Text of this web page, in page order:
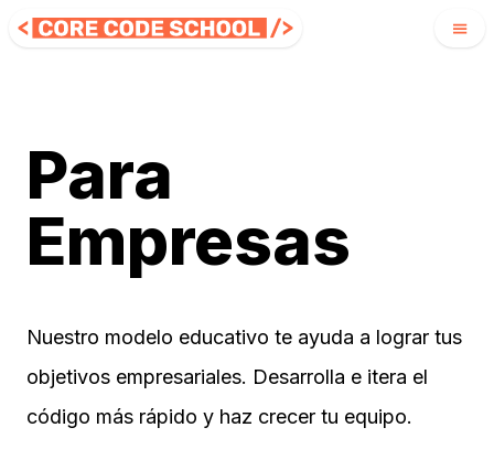
Para
Empresas
Nuestro modelo educativo te ayuda a lograr tus
objetivos empresariales. Desarrolla e itera el
código más rápido y haz crecer tu equipo.